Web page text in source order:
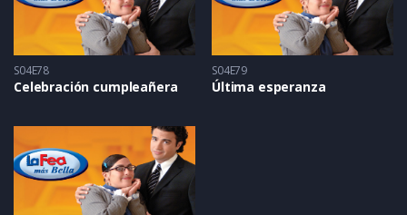
S04E78
Celebración cumpleañera
S04E79
Última esperanza